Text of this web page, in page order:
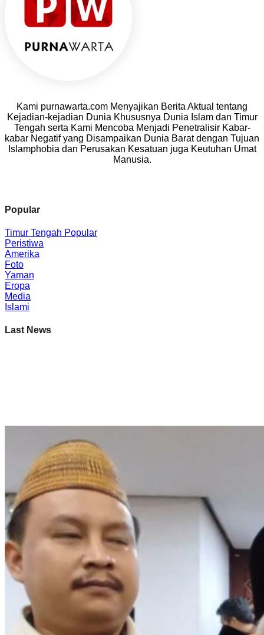
Kami purnawarta.com Menyajikan Berita Aktual tentang
Kejadian-kejadian Dunia Khususnya Dunia Islam dan Timur
Tengah serta Kami Mencoba Menjadi Penetralisir Kabar-
kabar Negatif yang Disampaikan Dunia Barat dengan Tujuan
Islamphobia dan Perusakan Kesatuan juga Keutuhan Umat
Manusia.
Popular
Timur Tengah
Peristiwa
Amerika
Foto
Yaman
Eropa
Media
Islami
Last News